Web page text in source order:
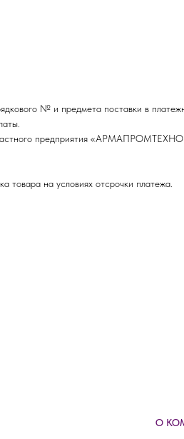
№ и предмета поставки в
Частного предприятия
товара на условиях отсрочки платежа.
О